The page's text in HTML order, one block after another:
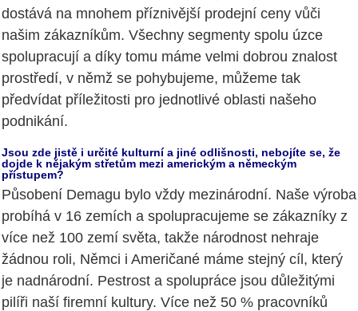
dostává na mnohem příznivější prodejní ceny vůči
našim zákazníkům. Všechny segmenty spolu úzce
spolupracují a díky tomu máme velmi dobrou znalost
prostředí, v němž se pohybujeme, můžeme tak
předvídat příležitosti pro jednotlivé oblasti našeho
podnikání.
Jsou zde jistě i určité kulturní a jiné odlišnosti, nebojíte se, že
dojde k nějakým střetům mezi americkým a německým
přístupem?
Působení Demagu bylo vždy mezinárodní. Naše výroba
probíhá v 16 zemích a spolupracujeme se zákazníky z
více než 100 zemí světa, takže národnost nehraje
žádnou roli, Němci i Američané máme stejný cíl, který
je nadnárodní. Pestrost a spolupráce jsou důležitými
pilíři naší firemní kultury. Více než 50 % pracovníků